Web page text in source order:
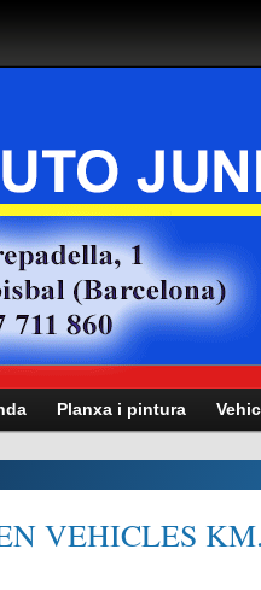
Planxa i pintura
VEHICLES